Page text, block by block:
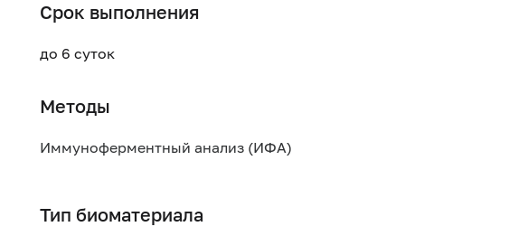
Срок выполнения
до 6 суток
Методы
Иммуноферментный анализ (ИФА)
Тип биоматериала